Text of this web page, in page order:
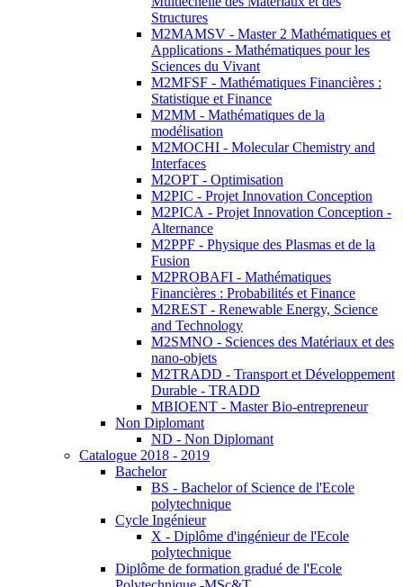
Structures
M2MAMSV - Master 2 Mathématiques et
Applications - Mathématiques pour les
Sciences du Vivant
M2MFSF - Mathématiques Financières :
Statistique et Finance
M2MM - Mathématiques de la
modélisation
M2MOCHI - Molecular Chemistry and
Interfaces
M2OPT - Optimisation
M2PIC - Projet Innovation Conception
M2PICA - Projet Innovation Conception -
Alternance
M2PPF - Physique des Plasmas et de la
Fusion
M2PROBAFI - Mathématiques
Financières : Probabilités et Finance
M2REST - Renewable Energy, Science
and Technology
M2SMNO - Sciences des Matériaux et des
nano-objets
M2TRADD - Transport et Développement
Durable - TRADD
MBIOENT - Master Bio-entrepreneur
Non Diplomant
ND - Non Diplomant
Catalogue 2018 - 2019
Bachelor
BS - Bachelor of Science de l'Ecole
polytechnique
Cycle Ingénieur
X - Diplôme d'ingénieur de l'Ecole
polytechnique
Diplôme de formation gradué de l'Ecole